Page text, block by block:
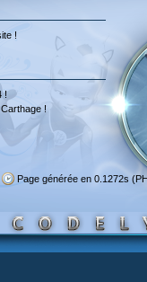
!
!
!
Page générée en 0.1272s